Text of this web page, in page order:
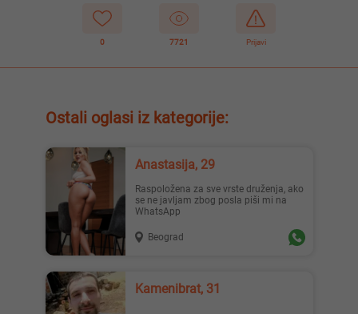
0 7721 Prijavi
Ostali oglasi iz kategorije:
Anastasija, 29
Raspoložena za sve vrste druženja, ako
se ne javljam zbog posla piši mi na
WhatsApp
Beograd
Kamenibrat, 31